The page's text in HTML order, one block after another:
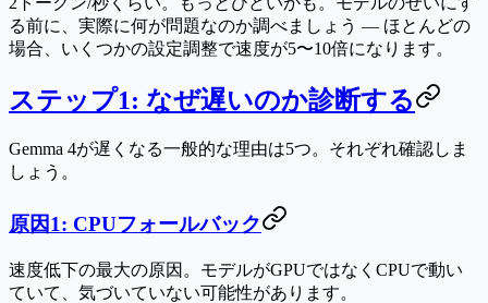
る前に、実際に何が問題なのか調べましょう — ほとんどの
場合、いくつかの設定調整で速度が5〜10倍になります。
ステップ1: なぜ遅いのか診断する
Gemma 4が遅くなる一般的な理由は5つ。それぞれ確認しま
しょう。
原因1: CPUフォールバック
速度低下の最大の原因。モデルがGPUではなくCPUで動い
ていて、気づいていない可能性があります。